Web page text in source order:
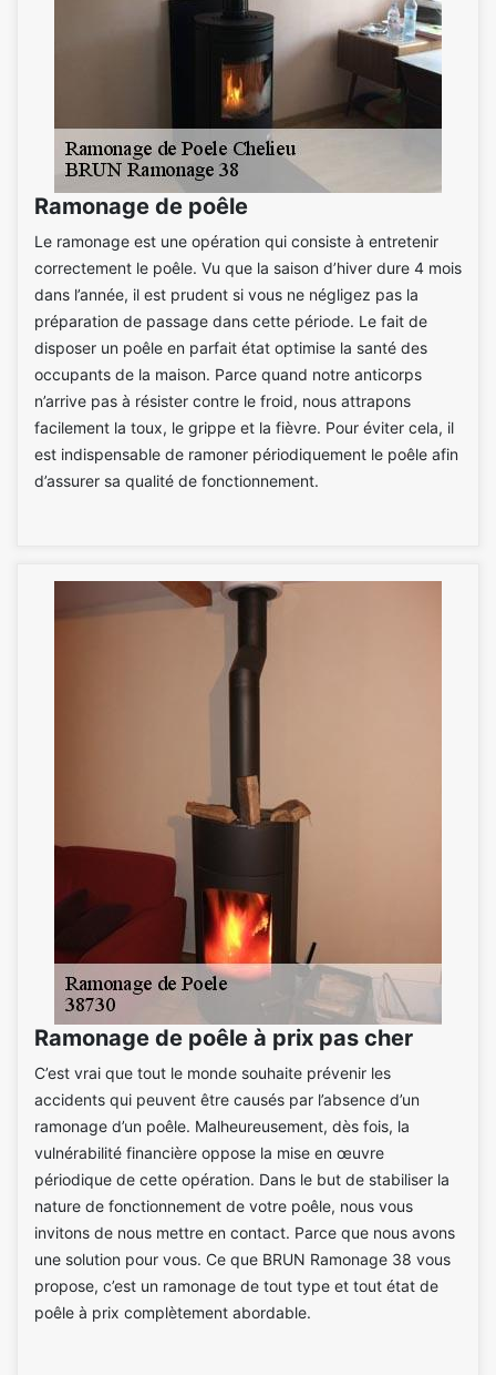
Ramonage de poêle
Le ramonage est une opération qui consiste à entretenir
correctement le poêle. Vu que la saison d’hiver dure 4 mois
dans l’année, il est prudent si vous ne négligez pas la
préparation de passage dans cette période. Le fait de
disposer un poêle en parfait état optimise la santé des
occupants de la maison. Parce quand notre anticorps
n’arrive pas à résister contre le froid, nous attrapons
facilement la toux, le grippe et la fièvre. Pour éviter cela, il
est indispensable de ramoner périodiquement le poêle afin
d’assurer sa qualité de fonctionnement.
Ramonage de poêle à prix pas cher
C’est vrai que tout le monde souhaite prévenir les
accidents qui peuvent être causés par l’absence d’un
ramonage d’un poêle. Malheureusement, dès fois, la
vulnérabilité financière oppose la mise en œuvre
périodique de cette opération. Dans le but de stabiliser la
nature de fonctionnement de votre poêle, nous vous
invitons de nous mettre en contact. Parce que nous avons
une solution pour vous. Ce que BRUN Ramonage 38 vous
propose, c’est un ramonage de tout type et tout état de
poêle à prix complètement abordable.